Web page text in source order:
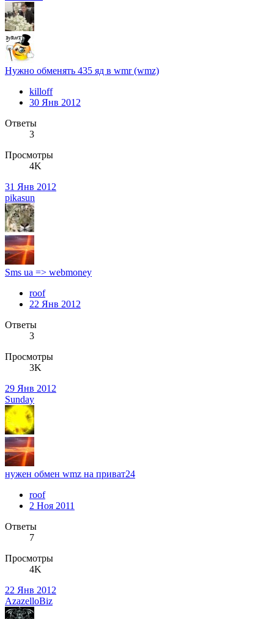
Нужно обменять 435 яд в wmr (wmz)
killoff
30 Янв 2012
Ответы
3
Просмотры
4K
31 Янв 2012
pikasun
Sms ua => webmoney
roof
22 Янв 2012
Ответы
3
Просмотры
3K
29 Янв 2012
Sunday
нужен обмен wmz на приват24
roof
2 Ноя 2011
Ответы
7
Просмотры
4K
22 Янв 2012
AzazelloBiz